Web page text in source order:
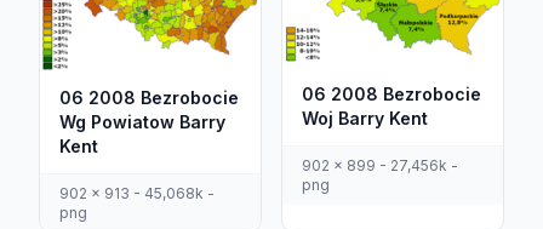
06 2008 Bezrobocie
Wg Powiatow Barry
Kent
902 x 913 - 45,068k -
png
06 2008 Bezrobocie
Woj Barry Kent
902 x 899 - 27,456k -
png